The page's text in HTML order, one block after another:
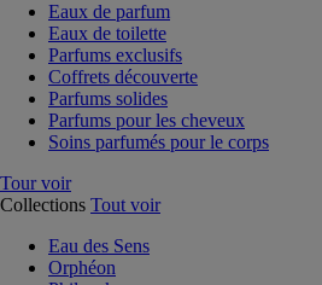
Eaux de parfum
Eaux de toilette
Parfums exclusifs
Coffrets découverte
Parfums solides
Parfums pour les cheveux
Soins parfumés pour le corps
Tour voir
Collections Tout voir
Eau des Sens
Orphéon